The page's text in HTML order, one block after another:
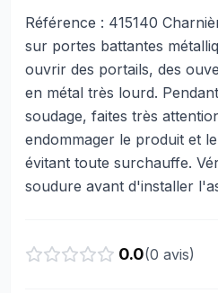
Référence : 415140
sur portes battantes
ouvrir des portails, des
en métal très lourd.
soudage, faites très
endommager le produit et
évitant toute surchauffe.
soudure avant d'installer
0.0(0 avis)